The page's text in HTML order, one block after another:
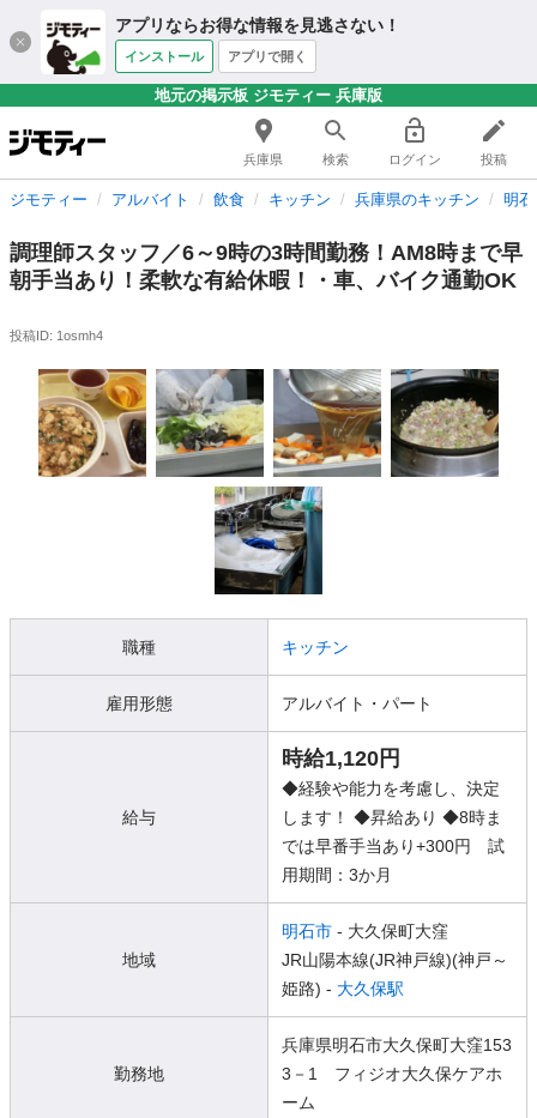
アプリならお得な情報を見逃さない！
インストール アプリで開く
地元の掲示板 ジモティー 兵庫版
兵庫県 検索 ログイン 投稿
ジモティー アルバイト 飲食 キッチン 兵庫県のキッチン 明
調理師スタッフ／6～9時の3時間勤務！AM8時まで早
朝手当あり！柔軟な有給休暇！・車、バイク通勤OK
投稿ID: 1osmh4
職種 キッチン
雇用形態 アルバイト・パート
給与
時給1,120円
◆経験や能力を考慮し、決定
します！ ◆昇給あり ◆8時ま
では早番手当あり+300円 試
用期間：3か月
地域
明石市 - 大久保町大窪
JR山陽本線(JR神戸線)(神戸～
姫路) - 大久保駅
勤務地
兵庫県明石市大久保町大窪153
3－1 フィジオ大久保ケアホ
ーム